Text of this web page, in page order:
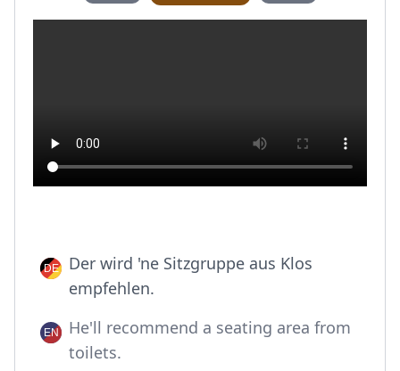
Der wird 'ne Sitzgruppe aus Klos
empfehlen.
He'll recommend a seating area from
toilets.